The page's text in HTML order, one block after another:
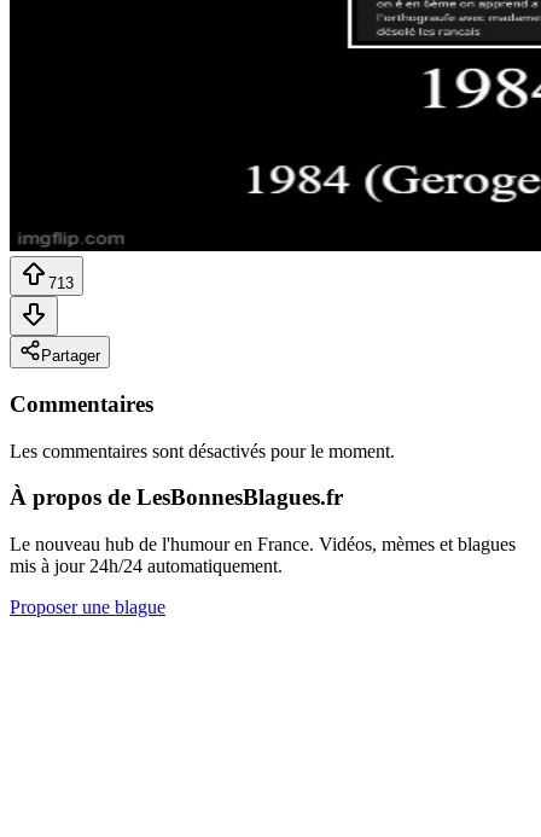
713
Partager
Commentaires
Les commentaires sont désactivés pour le moment.
À propos de LesBonnesBlagues.fr
Le nouveau hub de l'humour en France. Vidéos, mèmes et blagues
mis à jour 24h/24 automatiquement.
Proposer une blague